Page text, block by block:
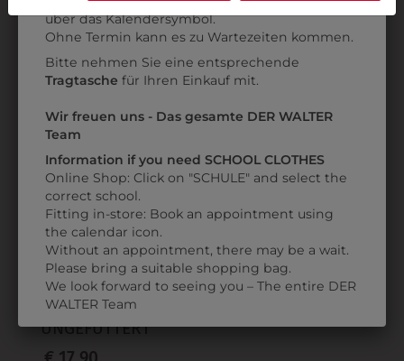
UNGEFÜTTERT
€ 17,90
ORANGE
€ 49,90
ZULETZT ANGESEHEN
365132
REGENJACKE
UNGEFÜTTERT
Datenschutzerklärungbzw. im
über das Kalendersymbol.
Ohne Termin kann es zu Wartezeiten kommen.
Bitte nehmen Sie eine entsprechende
Tragtasche für Ihren Einkauf mit.
Wir freuen uns - Das gesamte DER WALTER
Team
Information if you need SCHOOL CLOTHES
Online Shop: Click on "SCHULE" and select the
correct school.
Fitting in-store: Book an appointment using
the calendar icon.
Without an appointment, there may be a wait.
Please bring a suitable shopping bag.
We look forward to seeing you – The entire DER
WALTER Team